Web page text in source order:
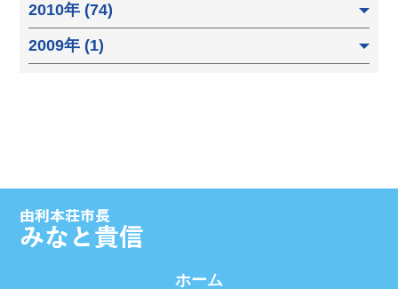
2010年 (74)
2009年 (1)
ホーム